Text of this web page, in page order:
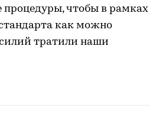
чтобы в рамках
как можно
тратили наши